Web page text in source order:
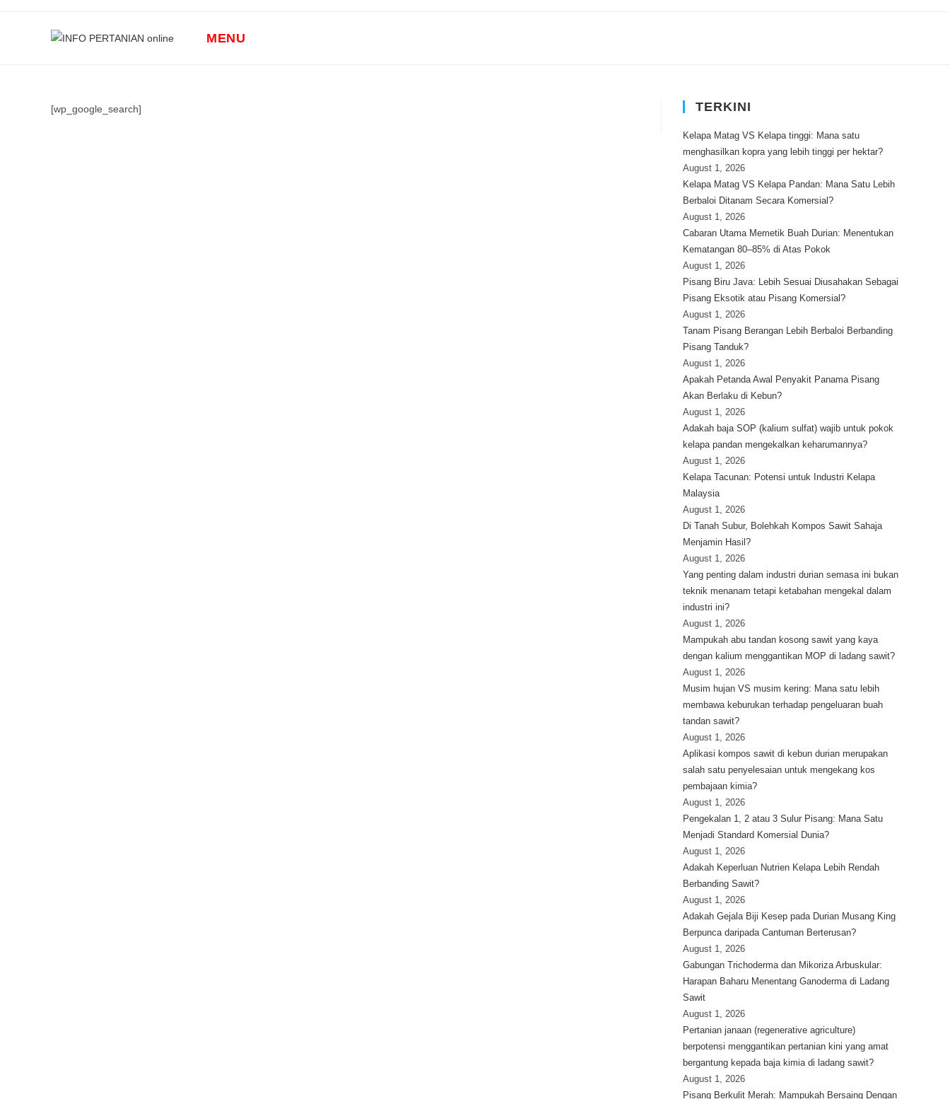
MENU
[wp_google_search] TERKINI
Kelapa Matag VS Kelapa tinggi: Mana satu
menghasilkan kopra yang lebih tinggi per hektar?
August 1, 2026
Kelapa Matag VS Kelapa Pandan: Mana Satu Lebih
Berbaloi Ditanam Secara Komersial?
August 1, 2026
Cabaran Utama Memetik Buah Durian: Menentukan
Kematangan 80–85% di Atas Pokok
August 1, 2026
Pisang Biru Java: Lebih Sesuai Diusahakan Sebagai
Pisang Eksotik atau Pisang Komersial?
August 1, 2026
Tanam Pisang Berangan Lebih Berbaloi Berbanding
Pisang Tanduk?
August 1, 2026
Apakah Petanda Awal Penyakit Panama Pisang
Akan Berlaku di Kebun?
August 1, 2026
Adakah baja SOP (kalium sulfat) wajib untuk pokok
kelapa pandan mengekalkan keharumannya?
August 1, 2026
Kelapa Tacunan: Potensi untuk Industri Kelapa
Malaysia
August 1, 2026
Di Tanah Subur, Bolehkah Kompos Sawit Sahaja
Menjamin Hasil?
August 1, 2026
Yang penting dalam industri durian semasa ini bukan
teknik menanam tetapi ketabahan mengekal dalam
industri ini?
August 1, 2026
Mampukah abu tandan kosong sawit yang kaya
dengan kalium menggantikan MOP di ladang sawit?
August 1, 2026
Musim hujan VS musim kering: Mana satu lebih
membawa keburukan terhadap pengeluaran buah
tandan sawit?
August 1, 2026
Aplikasi kompos sawit di kebun durian merupakan
salah satu penyelesaian untuk mengekang kos
pembajaan kimia?
August 1, 2026
Pengekalan 1, 2 atau 3 Sulur Pisang: Mana Satu
Menjadi Standard Komersial Dunia?
August 1, 2026
Adakah Keperluan Nutrien Kelapa Lebih Rendah
Berbanding Sawit?
August 1, 2026
Adakah Gejala Biji Kesep pada Durian Musang King
Berpunca daripada Cantuman Berterusan?
August 1, 2026
Gabungan Trichoderma dan Mikoriza Arbuskular:
Harapan Baharu Menentang Ganoderma di Ladang
Sawit
August 1, 2026
Pertanian janaan (regenerative agriculture)
berpotensi menggantikan pertanian kini yang amat
bergantung kepada baja kimia di ladang sawit?
August 1, 2026
Pisang Berkulit Merah: Mampukah Bersaing Dengan